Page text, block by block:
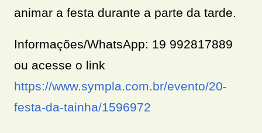
animar a festa durante a parte da tarde.
Informações/WhatsApp: 19 992817889
ou acesse o link
https://www.sympla.com.br/evento/20-
festa-da-tainha/1596972